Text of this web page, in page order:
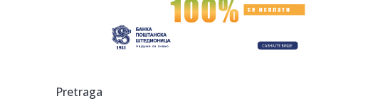
Ribakina sigurna u Torontu
23:32:Brenin potez posle pada razbesneo javnost: Devojka joj
na ene...
Pretraga